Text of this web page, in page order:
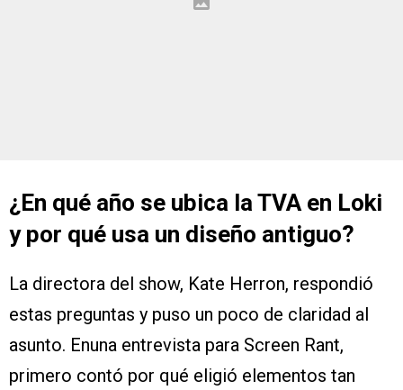
¿En qué año se ubica la TVA en Loki
y por qué usa un diseño antiguo?
La directora del show, Kate Herron, respondió
estas preguntas y puso un poco de claridad al
asunto. Enuna entrevista para Screen Rant,
primero contó por qué eligió elementos tan